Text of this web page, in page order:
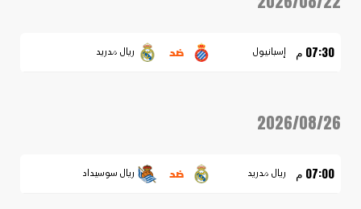
07:30 م إسبانيول ضد ريال مدريد
2026/08/26
07:00 م ريال مدريد ضد ريال سوسيداد